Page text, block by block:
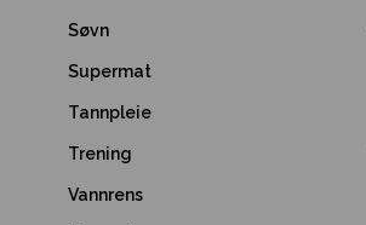
Søvn
Supermat
Tannpleie
Trening
Vannrens